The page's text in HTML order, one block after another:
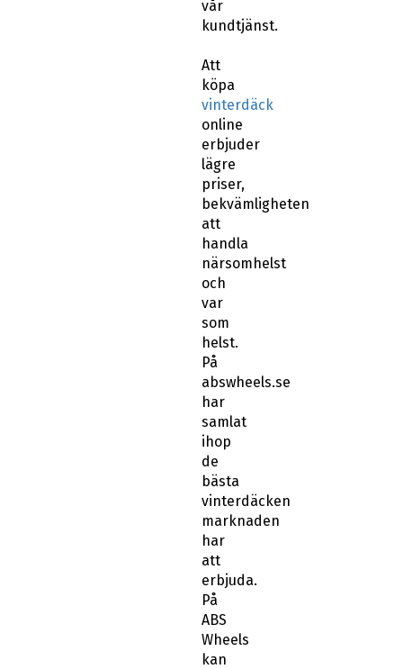
vår
kundtjänst.
Att
köpa
vinterdäck
online
erbjuder
lägre
priser,
bekvämligheten
att
handla
närsomhelst
och
var
som
helst.
På
abswheels.se
har
samlat
ihop
de
bästa
vinterdäcken
marknaden
har
att
erbjuda.
På
ABS
Wheels
kan